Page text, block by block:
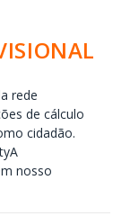
rede
de cálculo
cidadão.
nosso